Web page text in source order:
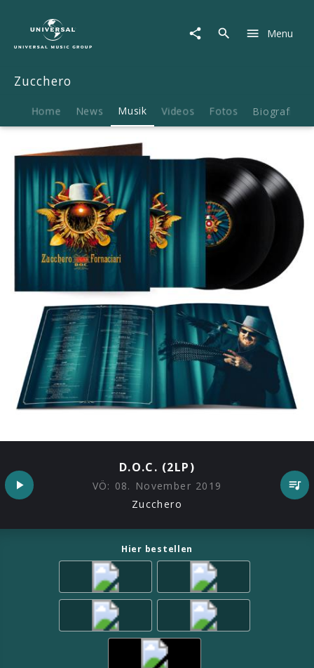
(2LP)
Menu
Zucchero
Home News Musik Videos Fotos Biografie
D.O.C. (2LP)
VÖ: 08. November 2019
Zucchero
Hier bestellen